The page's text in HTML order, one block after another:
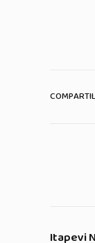
Itapevi